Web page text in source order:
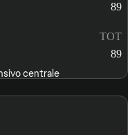
89
TOT
89
centrale